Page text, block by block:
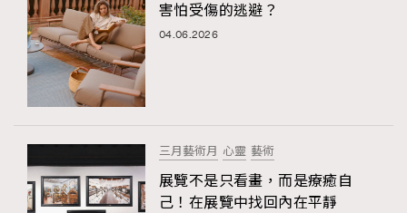
害怕受傷的逃避？
04.06.2026
三月藝術月 心靈 藝術
展覽不是只看畫，而是療癒自
己！在展覽中找回內在平靜